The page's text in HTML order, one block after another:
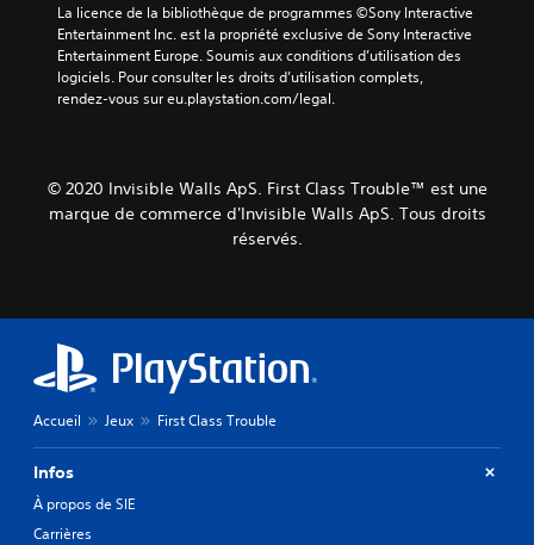
La licence de la bibliothèque de programmes ©Sony Interactive
Entertainment Inc. est la propriété exclusive de Sony Interactive
Entertainment Europe. Soumis aux conditions d’utilisation des
logiciels. Pour consulter les droits d’utilisation complets,
rendez-vous sur eu.playstation.com/legal.
© 2020 Invisible Walls ApS. First Class Trouble™ est une
marque de commerce d'Invisible Walls ApS. Tous droits
réservés.
Accueil Jeux First Class Trouble
Infos
À propos de SIE
Carrières